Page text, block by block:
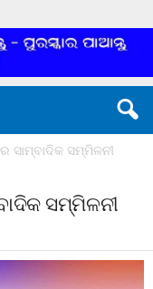
ସାମ୍ବାଦିକ ସମ୍ମିଳନୀ
ସମ୍ମିଳନୀ